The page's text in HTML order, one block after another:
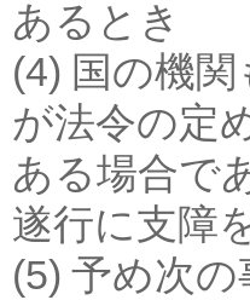
あるとき
(4) 国の機
が法令の定
ある場合で
遂行に支障
(5) 予め次